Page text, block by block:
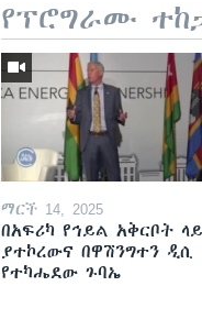
የፕሮግራሙ
ማርች 14, 2025
በአፍሪካ የኅይል አቅርቦት
ያተኮረውና በዋሽንግተን ዲሲ
የተካሔደው ጉባኤ